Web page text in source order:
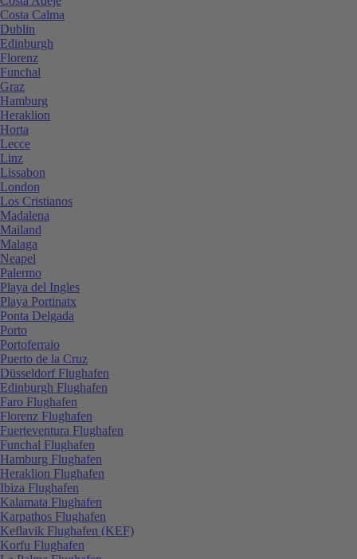
Costa Calma
Dublin
Edinburgh
Florenz
Funchal
Graz
Hamburg
Heraklion
Horta
Lecce
Linz
Lissabon
London
Los Cristianos
Madalena
Mailand
Malaga
Neapel
Palermo
Playa del Ingles
Playa Portinatx
Ponta Delgada
Porto
Portoferraio
Puerto de la Cruz
Düsseldorf Flughafen
Edinburgh Flughafen
Faro Flughafen
Florenz Flughafen
Fuerteventura Flughafen
Funchal Flughafen
Hamburg Flughafen
Heraklion Flughafen
Ibiza Flughafen
Kalamata Flughafen
Karpathos Flughafen
Keflavik Flughafen (KEF)
Korfu Flughafen